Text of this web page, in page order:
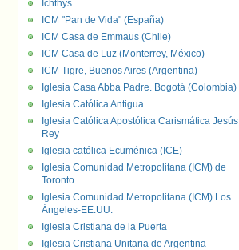
Ichthys
ICM "Pan de Vida" (España)
ICM Casa de Emmaus (Chile)
ICM Casa de Luz (Monterrey, México)
ICM Tigre, Buenos Aires (Argentina)
Iglesia Casa Abba Padre. Bogotá (Colombia)
Iglesia Católica Antigua
Iglesia Católica Apostólica Carismática Jesús
Rey
Iglesia católica Ecuménica (ICE)
Iglesia Comunidad Metropolitana (ICM) de
Toronto
Iglesia Comunidad Metropolitana (ICM) Los
Ángeles-EE.UU.
Iglesia Cristiana de la Puerta
Iglesia Cristiana Unitaria de Argentina